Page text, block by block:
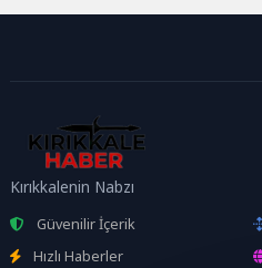
Kırıkkalenin Nabzı
Güvenilir İçerik
Hızlı Haberler